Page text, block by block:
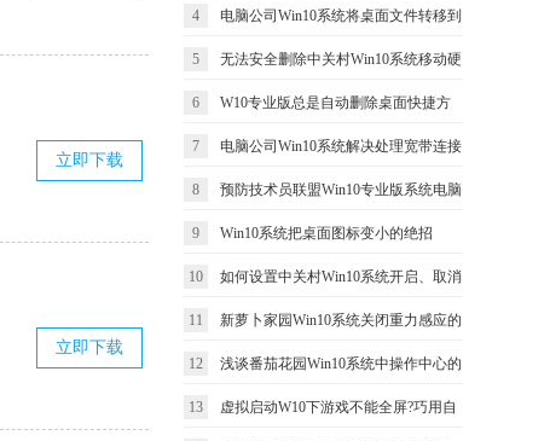
立即下载
立即下载
说明
4 电脑公司Win10系统将桌面文件转移到
D盘节省C盘空间的方法
5 无法安全删除中关村Win10系统移动硬
盘的解决方法
6 W10专业版总是自动删除桌面快捷方
式的应对措施
7 电脑公司Win10系统解决处理宽带连接
错误651的问题
8 预防技术员联盟Win10专业版系统电脑
发生蓝屏的要领一
9 Win10系统把桌面图标变小的绝招
10 如何设置中关村Win10系统开启、取消
磁盘碎片整理计划任务
11 新萝卜家园Win10系统关闭重力感应的
方法 怎么关闭重力感应
12 浅谈番茄花园Win10系统中操作中心的
功能应用
13 虚拟启动W10下游戏不能全屏?巧用自